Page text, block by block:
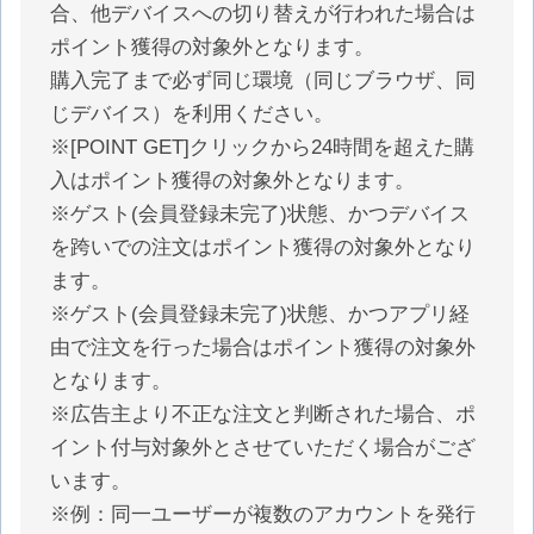
合、他デバイスへの切り替えが行われた場合は
ポイント獲得の対象外となります。
購入完了まで必ず同じ環境（同じブラウザ、同
じデバイス）を利用ください。
※[POINT GET]クリックから24時間を超えた購
入はポイント獲得の対象外となります。
※ゲスト(会員登録未完了)状態、かつデバイス
を跨いでの注文はポイント獲得の対象外となり
ます。
※ゲスト(会員登録未完了)状態、かつアプリ経
由で注文を行った場合はポイント獲得の対象外
となります。
※広告主より不正な注文と判断された場合、ポ
イント付与対象外とさせていただく場合がござ
います。
※例：同一ユーザーが複数のアカウントを発行